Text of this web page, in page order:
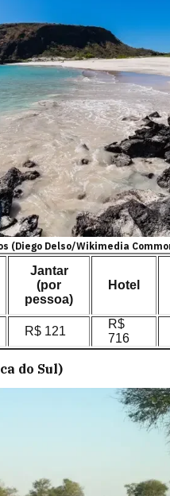
(Diego Delso/Wikimedia
Jantar
(por
pessoa)
Hotel
R$ 121
R$
716
do Sul)